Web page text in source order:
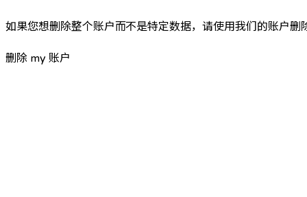
如果您想删除整个账户而不是特定数据，请使用我们的账户删
删除 my 账户